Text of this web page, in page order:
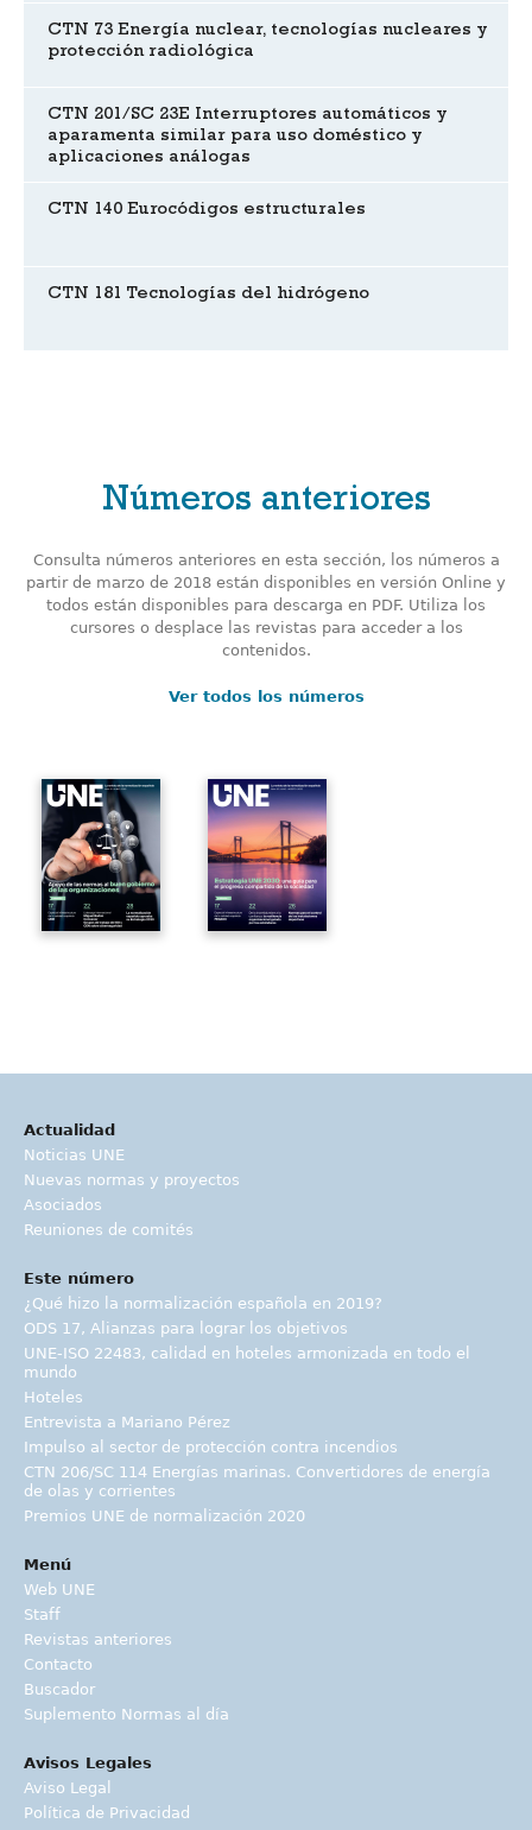
CTN 73 Energía nuclear, tecnologías nucleares y
protección radiológica
CTN 201/SC 23E Interruptores automáticos y
aparamenta similar para uso doméstico y
aplicaciones análogas
CTN 140 Eurocódigos estructurales
CTN 181 Tecnologías del hidrógeno
Números anteriores
Consulta números anteriores en esta sección, los números a
partir de marzo de 2018 están disponibles en versión Online y
todos están disponibles para descarga en PDF. Utiliza los
cursores o desplace las revistas para acceder a los
contenidos.
Ver todos los números
Actualidad
Noticias UNE
Nuevas normas y proyectos
Asociados
Reuniones de comités
Este número
¿Qué hizo la normalización española en 2019?
ODS 17, Alianzas para lograr los objetivos
UNE-ISO 22483, calidad en hoteles armonizada en todo el
mundo
Hoteles
Entrevista a Mariano Pérez
Impulso al sector de protección contra incendios
CTN 206/SC 114 Energías marinas. Convertidores de energía
de olas y corrientes
Premios UNE de normalización 2020
Menú
Web UNE
Staff
Revistas anteriores
Contacto
Buscador
Suplemento Normas al día
Avisos Legales
Aviso Legal
Política de Privacidad